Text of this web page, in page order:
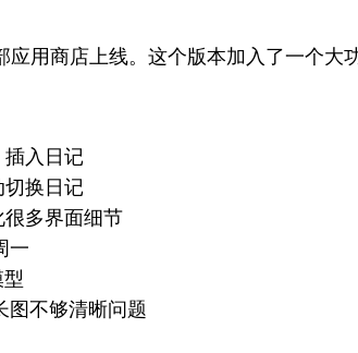
应用商店上线。这个版本加入了一个大
插入日记
切换日记
多界面细节
一
图不够清晰问题